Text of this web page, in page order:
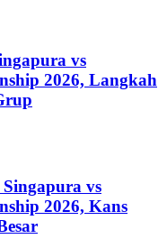
vs
2026, Langkah
vs
2026, Kans